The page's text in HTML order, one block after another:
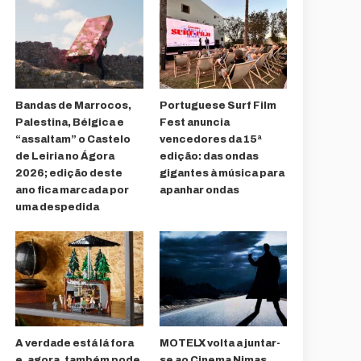
Bandas de Marrocos,
Palestina, Bélgica e
“assaltam” o Castelo
de Leiria no Ágora
2026; edição deste
ano fica marcada por
uma despedida
Portuguese Surf Film
Fest anuncia
vencedores da 15ª
edição: das ondas
gigantes à música para
apanhar ondas
A verdade está lá fora
MOTELX volta a juntar-